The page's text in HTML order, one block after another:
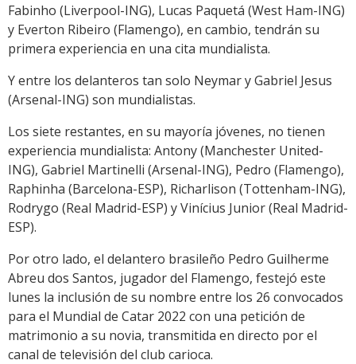
Fabinho (Liverpool-ING), Lucas Paquetá (West Ham-ING)
y Everton Ribeiro (Flamengo), en cambio, tendrán su
primera experiencia en una cita mundialista.
Y entre los delanteros tan solo Neymar y Gabriel Jesus
(Arsenal-ING) son mundialistas.
Los siete restantes, en su mayoría jóvenes, no tienen
experiencia mundialista: Antony (Manchester United-
ING), Gabriel Martinelli (Arsenal-ING), Pedro (Flamengo),
Raphinha (Barcelona-ESP), Richarlison (Tottenham-ING),
Rodrygo (Real Madrid-ESP) y Vinícius Junior (Real Madrid-
ESP).
Por otro lado, el delantero brasileño Pedro Guilherme
Abreu dos Santos, jugador del Flamengo, festejó este
lunes la inclusión de su nombre entre los 26 convocados
para el Mundial de Catar 2022 con una petición de
matrimonio a su novia, transmitida en directo por el
canal de televisión del club carioca.